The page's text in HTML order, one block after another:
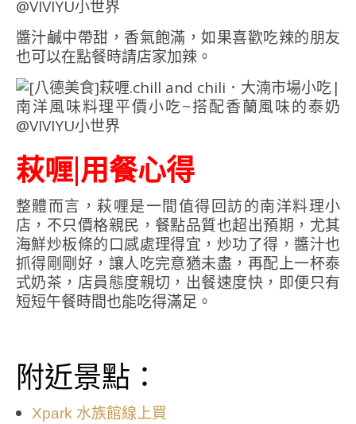
醬汁鹹中帶甜，香氣飽滿，如果喜歡吃辣的朋友
也可以在點餐時請店家加辣。
萩喱|用餐心得
整體而言，萩喱是一間值得回訪的南洋料理小
店，不只價格親民，餐點品質也超出預期，尤其
海鮮炒板條的口感處理得宜，炒功了得，醬汁也
抓得剛剛好，讓人吃完意猶未盡，再配上一杯泰
式奶茶，店員態度親切，出餐速度快，即便只有
短短午餐時間也能吃得滿足。
附近景點：
Xpark 水族館線上買